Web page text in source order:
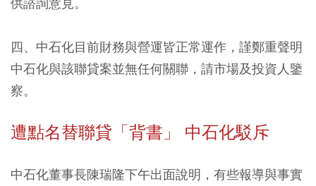
四、中石化目前財務與營運皆正常運作，謹鄭重聲明
中石化與該聯貸案並無任何關聯，請市場及投資人鑒
察。
遭點名替聯貸「背書」 中石化駁斥
中石化董事長陳瑞隆下午出面說明，有些報導與事實